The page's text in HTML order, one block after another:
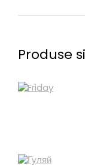
Produse